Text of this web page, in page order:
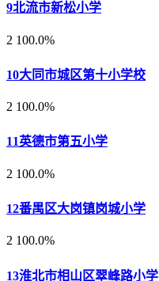
9北流市新松小学
2 100.0%
10大同市城区第十小学校
2 100.0%
11英德市第五小学
2 100.0%
12番禺区大岗镇岗城小学
2 100.0%
13淮北市相山区翠峰路小学